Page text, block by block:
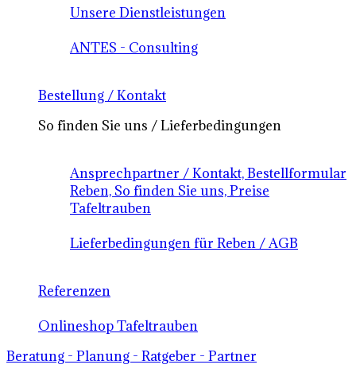
Unsere Dienstleistungen
ANTES - Consulting
Bestellung / Kontakt
So finden Sie uns / Lieferbedingungen
Ansprechpartner / Kontakt, Bestellformular
Reben, So finden Sie uns, Preise
Tafeltrauben
Lieferbedingungen für Reben / AGB
Referenzen
Onlineshop Tafeltrauben
Beratung - Planung - Ratgeber - Partner